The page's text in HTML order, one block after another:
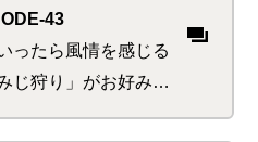
分だと、飛び入り参
の人が言いだし…
43
ったら風情を感じる
じ狩り」がお好みな
ただし考えることは